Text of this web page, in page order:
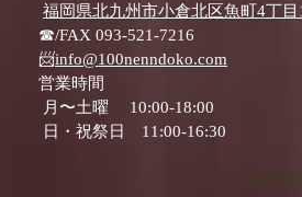
福岡県北九州市小倉北区魚町4丁目
☎/FAX 093-521-7216
📨info@100nenndoko.com
営業時間
月〜土曜 10:00‐18:00
日・祝祭日 11:00‐16:30